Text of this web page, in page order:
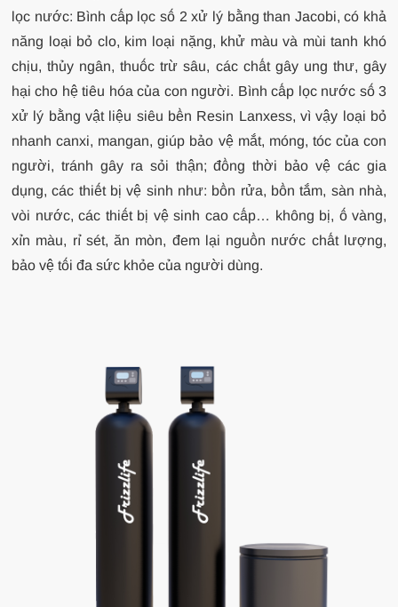
lọc nước: Bình cấp lọc số 2 xử lý bằng than Jacobi, có khả
năng loại bỏ clo, kim loại nặng, khử màu và mùi tanh khó
chịu, thủy ngân, thuốc trừ sâu, các chất gây ung thư, gây
hại cho hệ tiêu hóa của con người. Bình cấp lọc nước số 3
xử lý bằng vật liệu siêu bền Resin Lanxess, vì vậy loại bỏ
nhanh canxi, mangan, giúp bảo vệ mắt, móng, tóc của con
người, tránh gây ra sỏi thận; đồng thời bảo vệ các gia
dụng, các thiết bị vệ sinh như: bồn rửa, bồn tắm, sàn nhà,
vòi nước, các thiết bị vệ sinh cao cấp… không bị, ố vàng,
xỉn màu, rỉ sét, ăn mòn, đem lại nguồn nước chất lượng,
bảo vệ tối đa sức khỏe của người dùng.